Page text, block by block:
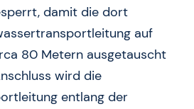
damit die dort
auf
80 Metern ausgetauscht
wird die
entlang der